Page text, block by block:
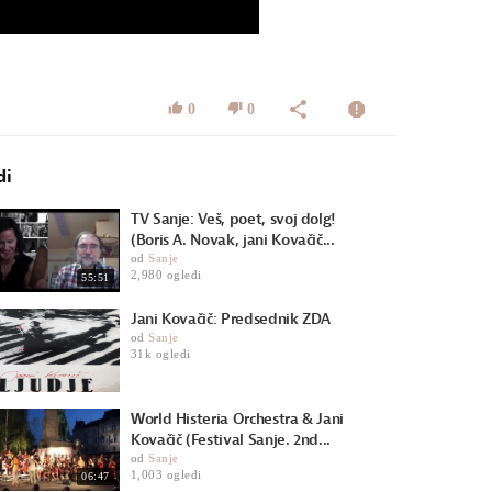
0 0
55:51
TV Sanje: Veš, poet, svoj dolg!
(Boris A. Novak, jani Kovačič...
odSanje
2,980 ogledi
Jani Kovačič: Predsednik ZDA
odSanje
31k ogledi
06:47
World Histeria Orchestra & Jani
Kovačič (Festival Sanje. 2nd...
odSanje
1,003 ogledi